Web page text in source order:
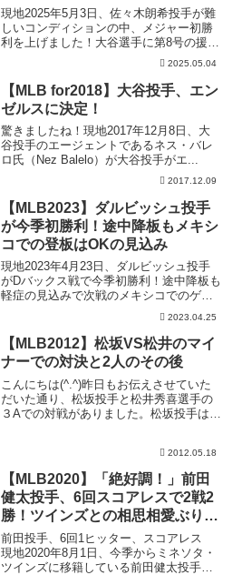
現地2025年5月3日、佐々木朗希投手が難
しいコンディションの中、メジャー初勝
利を上げました！大谷選手に第8号の援護
2025.05.04
【MLB for2018】大谷投手、エン
ゼルスに決定！
驚きましたね！現地2017年12月8日、大
谷投手のエージェントであるネス・バレ
ロ氏（Nez Balelo）が大谷投手がエ...
2017.12.09
【MLB2023】ダルビッシュ投手
が今季初勝利！途中降板もメキシ
コでの登板はOKの見込み
現地2023年4月23日、ダルビッシュ投手
がDバックス戦で今季初勝利！途中降板も
軽症の見込みで次戦のメキシコでのゲー
2023.04.25
【MLB2012】松坂VS松井のマイ
ナーでの対決と2人のその後
こんにちは(^.^)昨日もお伝えさせていた
だいた通り、松坂投手と松井秀喜選手の
３Aでの対戦がありました。松坂投手はレ
2012.05.18
【MLB2020】「絶好調！」前田
健太投手、6回スコアレスで2戦2
勝！ツインズとの相思相愛ぶりが
結果にも表れる
前田投手、6回1ヒッター、スコアレス
現地2020年8月1日、今季からミネソタ・
ツインズに移籍している前田健太投手